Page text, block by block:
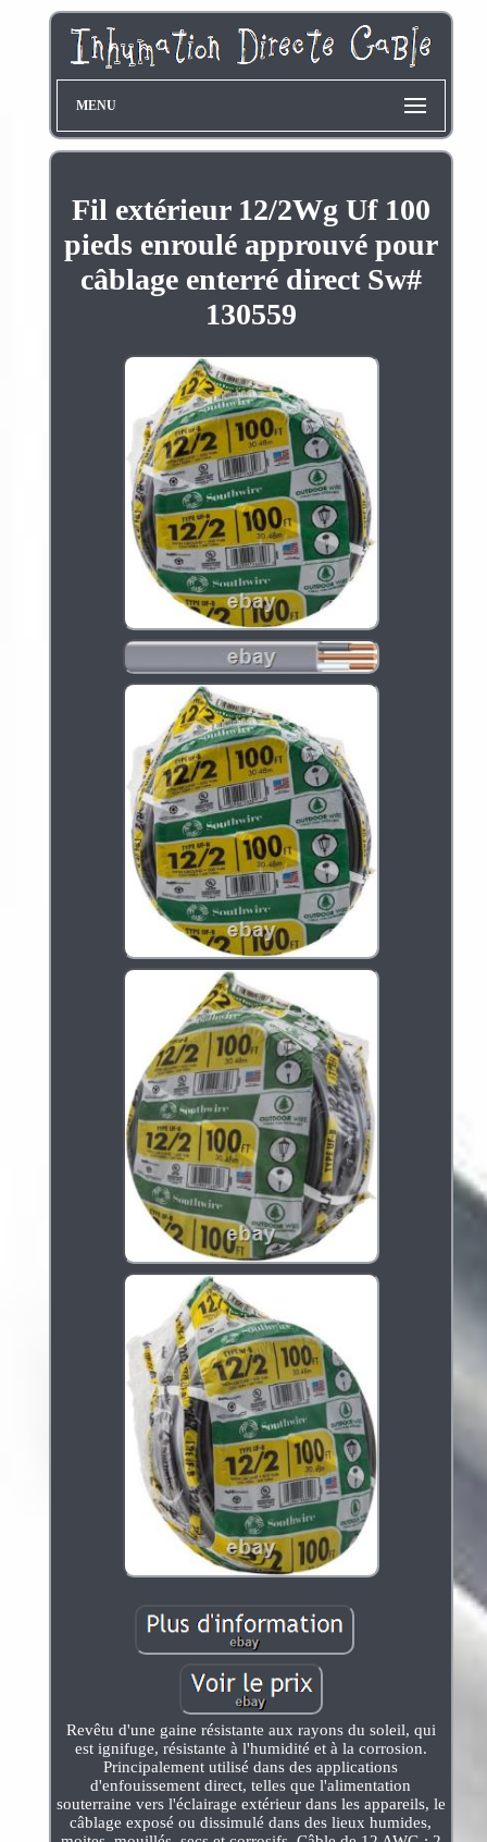
MENU
Fil extérieur 12/2Wg Uf 100
pieds enroulé approuvé pour
câblage enterré direct Sw#
130559
Revêtu d'une gaine résistante aux rayons du soleil, qui
est ignifuge, résistante à l'humidité et à la corrosion.
Principalement utilisé dans des applications
d'enfouissement direct, telles que l'alimentation
souterraine vers l'éclairage extérieur dans les appareils, le
câblage exposé ou dissimulé dans des lieux humides,